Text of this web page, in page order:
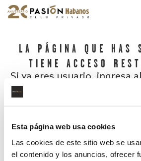
Esta página web usa cookies
Las cookies de este sitio web se
el contenido y los anuncios, ofrecer
LA PÁGINA QUE HAS
TIENE ACCESO
Si ya eres usuario, ingresa